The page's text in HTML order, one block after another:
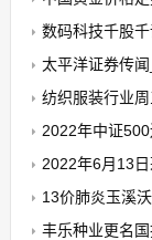
数码科技千股
太平洋证券传
纺织服装行业
2022年中证
2022年6月13
13价肺炎玉溪
丰乐种业更名